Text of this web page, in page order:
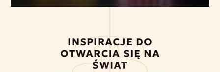
INSPIRACJE DO
OTWARCIA SIĘ NA
ŚWIAT